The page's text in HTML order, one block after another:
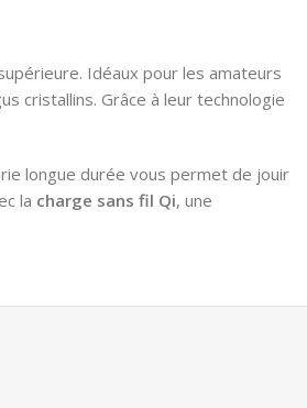
Idéaux pour les amateurs
cristallins. Grâce à leur technologie
longue durée vous permet de jouir
la charge sans fil Qi, une